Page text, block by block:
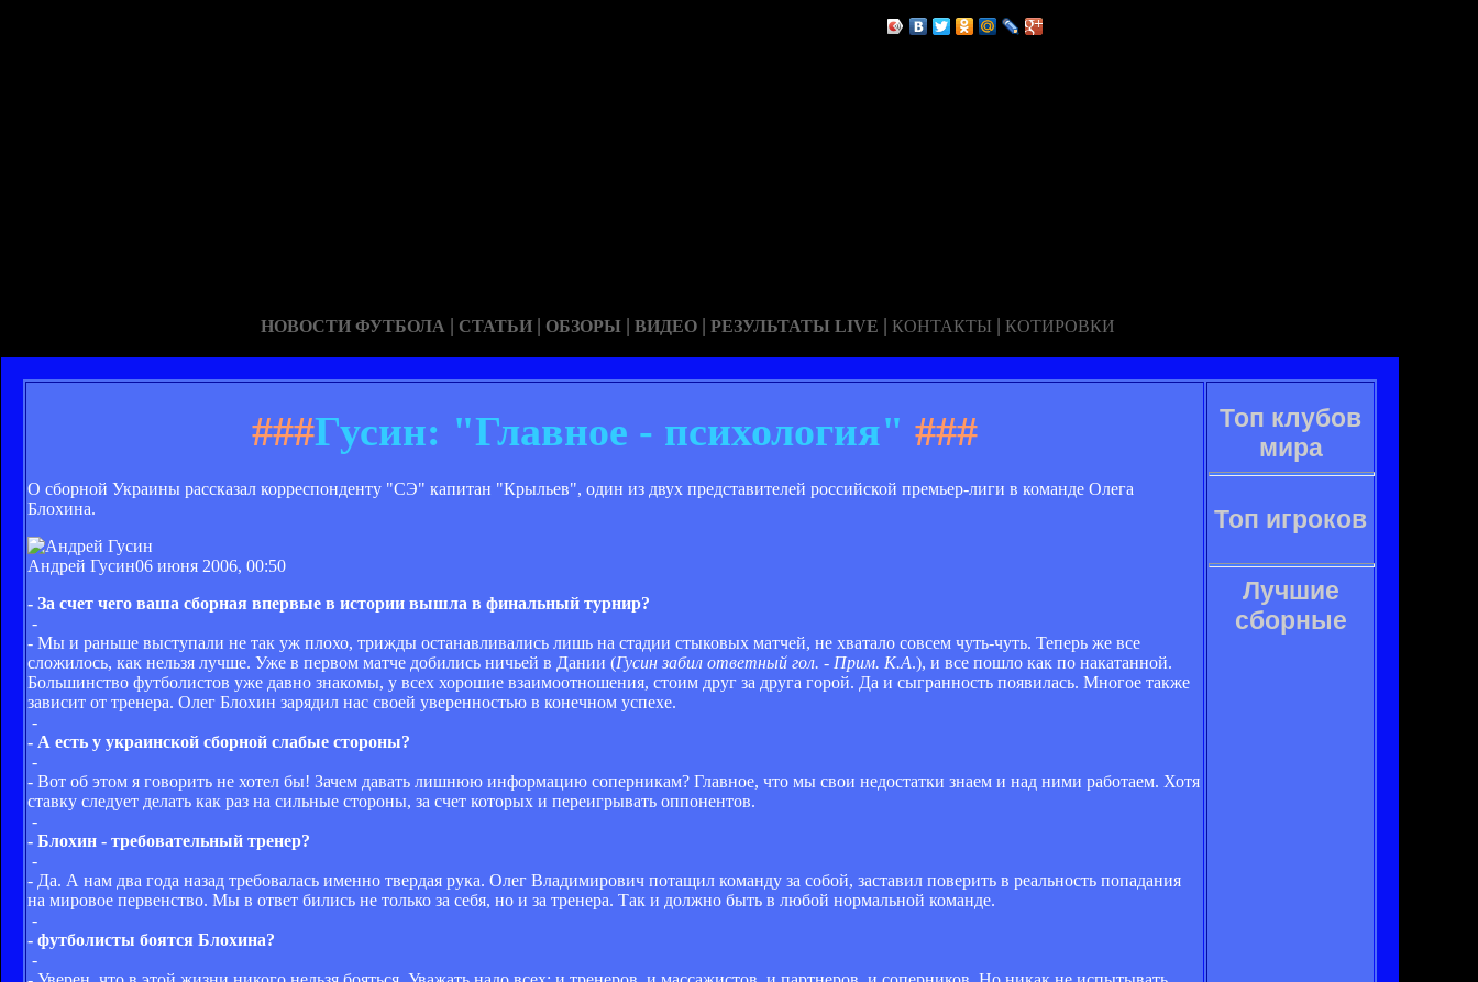
НОВОСТИ ФУТБОЛА | СТАТЬИ | ОБЗОРЫ | ВИДЕО | РЕЗУЛЬТАТЫ LIVE | КОНТАКТЫ | КОТИРОВКИ
###Гусин: "Главное - психология" ###
О сборной Украины рассказал корреспонденту "СЭ" капитан "Крыльев", один из двух представителей российской премьер-лиги в команде Олега
Блохина.
Андрей Гусин06 июня 2006, 00:50
- За счет чего ваша сборная впервые в истории вышла в финальный турнир?
-
- Мы и раньше выступали не так уж плохо, трижды останавливались лишь на стадии стыковых матчей, не хватало совсем чуть-чуть. Теперь же все
сложилось, как нельзя лучше. Уже в первом матче добились ничьей в Дании (Гусин забил ответный гол. - Прим. К.А.), и все пошло как по накатанной.
Большинство футболистов уже давно знакомы, у всех хорошие взаимоотношения, стоим друг за друга горой. Да и сыгранность появилась. Многое также
зависит от тренера. Олег Блохин зарядил нас своей уверенностью в конечном успехе.
-
- А есть у украинской сборной слабые стороны?
-
- Вот об этом я говорить не хотел бы! Зачем давать лишнюю информацию соперникам? Главное, что мы свои недостатки знаем и над ними работаем. Хотя
ставку следует делать как раз на сильные стороны, за счет которых и переигрывать оппонентов.
-
- Блохин - требовательный тренер?
-
- Да. А нам два года назад требовалась именно твердая рука. Олег Владимирович потащил команду за собой, заставил поверить в реальность попадания
на мировое первенство. Мы в ответ бились не только за себя, но и за тренера. Так и должно быть в любой нормальной команде.
-
- футболисты боятся Блохина?
-
Топ клубов
мира
Топ игроков
Лучшие
сборные